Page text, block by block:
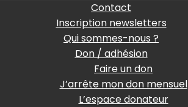
Contact
Inscription newsletters
Qui sommes-nous ?
Don / adhésion
Faire un don
J’arrête mon don mensuel
L’espace donateur